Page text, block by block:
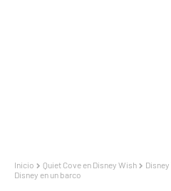
Inicio Quiet Cove en Disney Wish
Disney en un barco